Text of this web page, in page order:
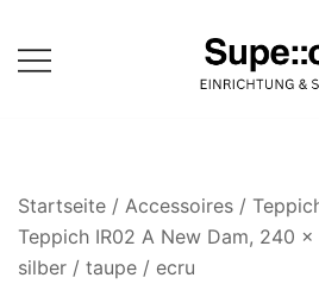
zum
Inhalt
Startseite / Accessoires /
Teppich IR02 A New Dam, 240
silber / taupe / ecru